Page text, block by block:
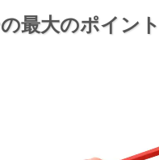
最大のポイント